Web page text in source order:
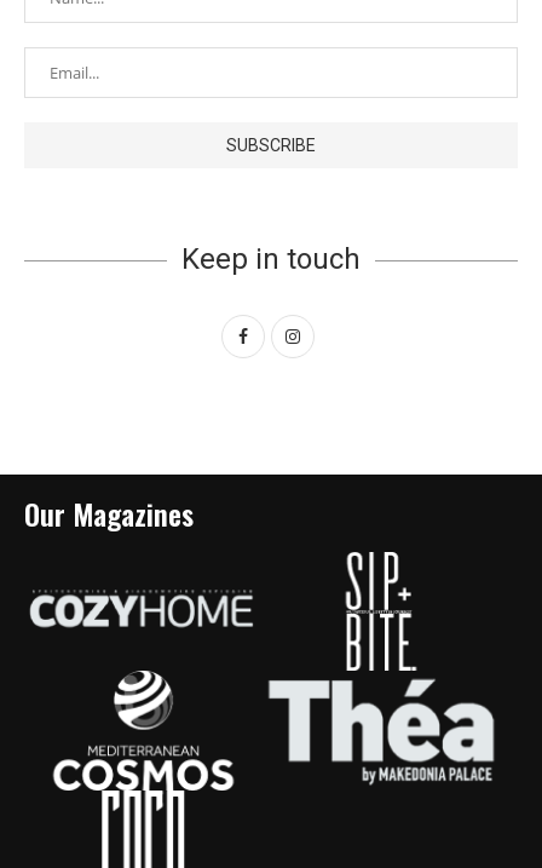
Keep in touch
Our Magazines